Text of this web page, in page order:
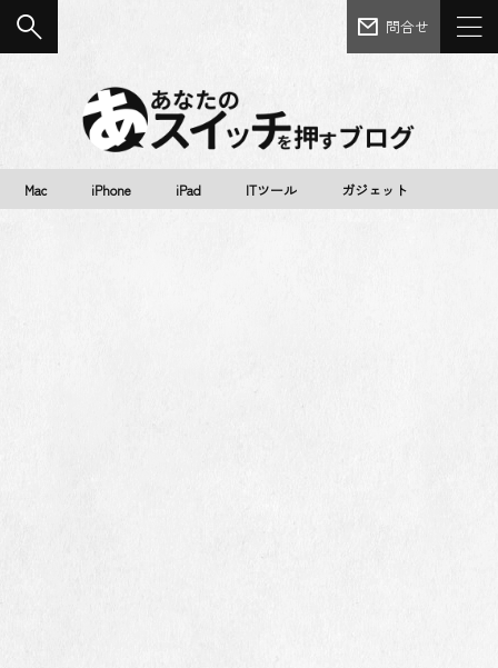
問合せ
Mac iPhone iPad ITツール ガジェット